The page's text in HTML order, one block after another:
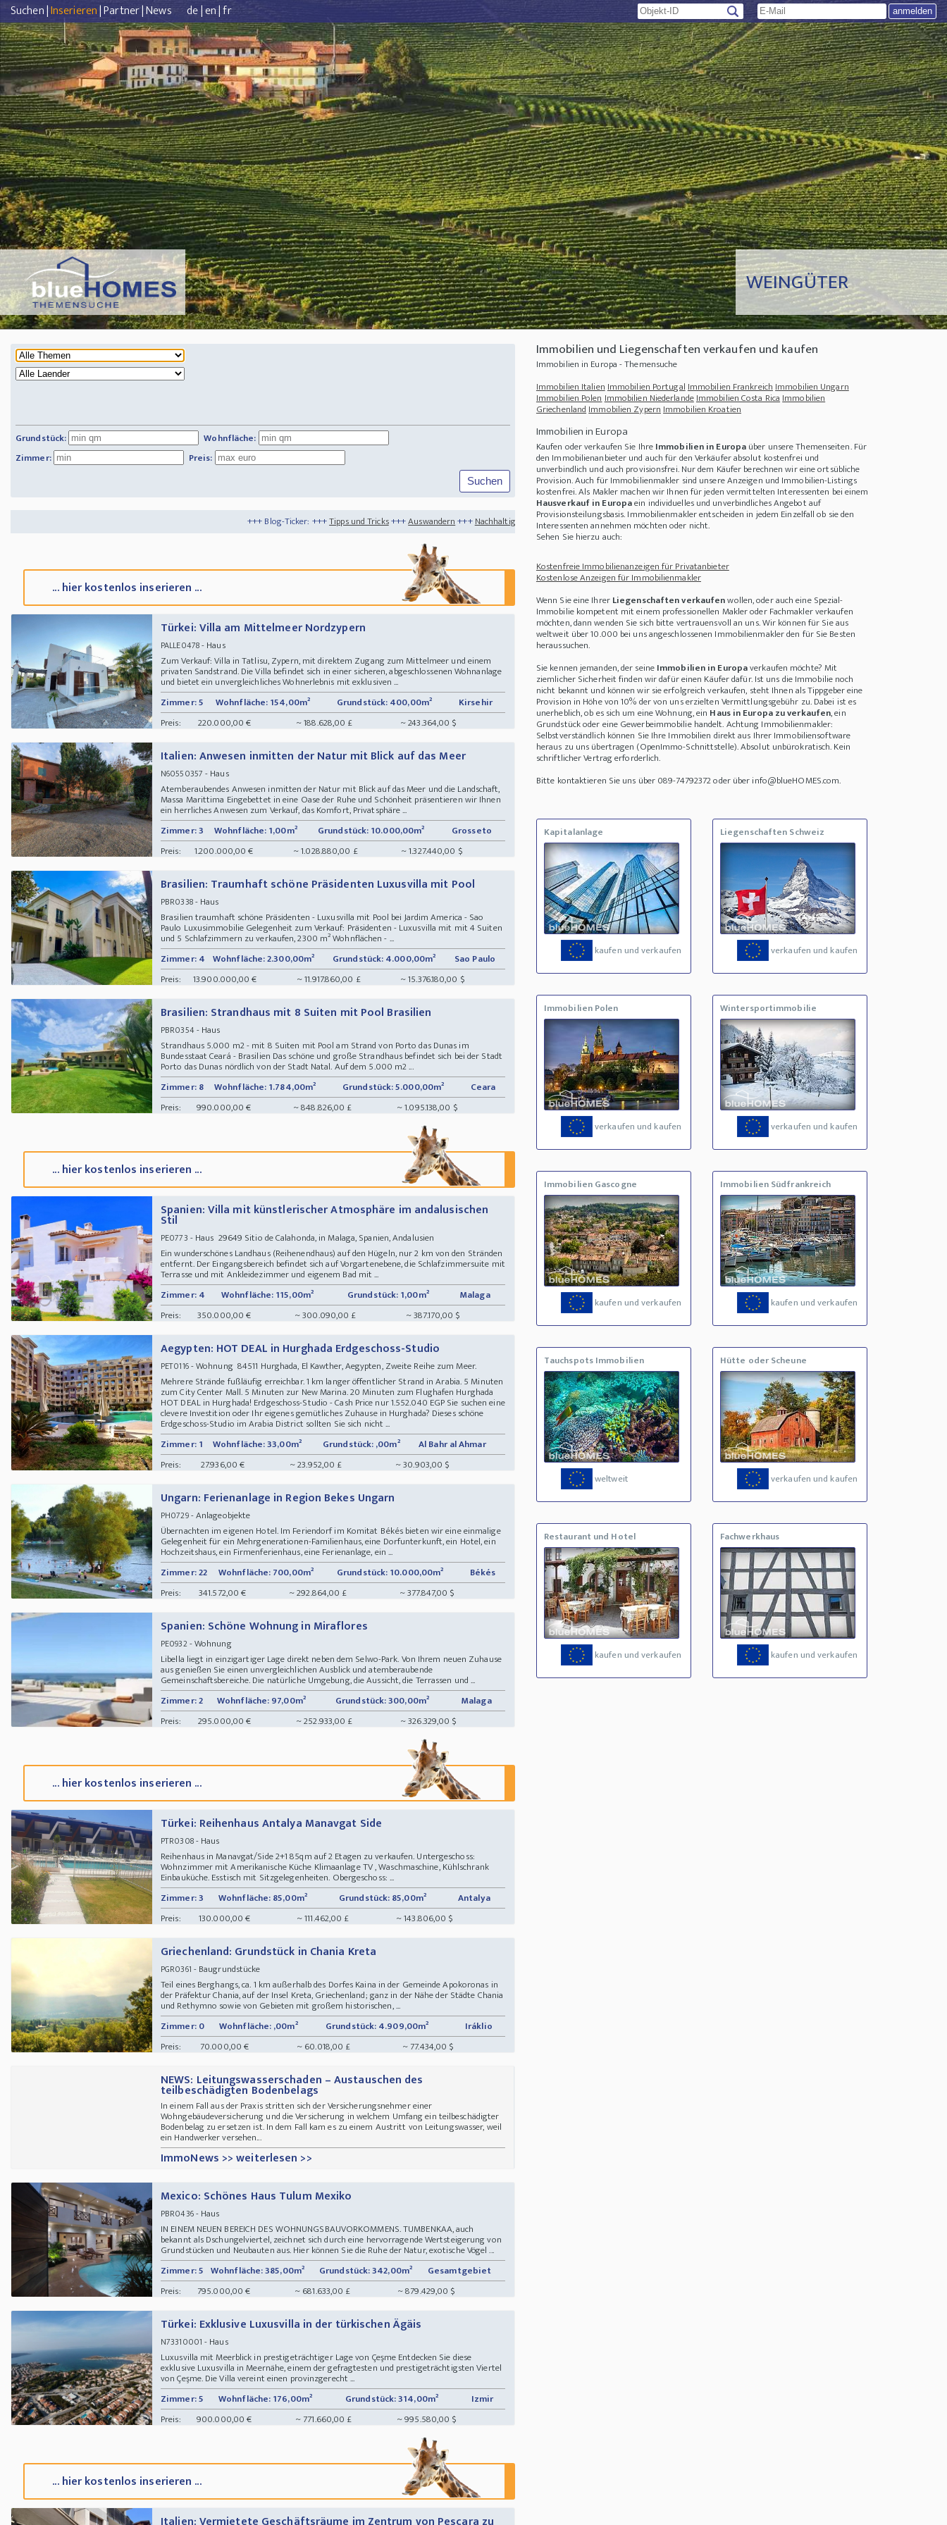
Suchen|Inserieren|Partner|News de|en|fr
WEINGÜTER
Grundstück:
Wohnfläche:
Zimmer:
Preis:
+++ Blog-Ticker: +++Tipps und Tricks+++Auswandern+++Nachhaltigkeit+++Haus kaufen im Sommer+++Wie können Sie die richtige Immobilie finden?+++ Photovoltaikanlagen für Ihr Gebäude
... hier kostenlos inserieren ...
Türkei: Villa am Mittelmeer Nordzypern
PALLE0478- Haus
Zum Verkauf: Villa in Tatlisu, Zypern, mit direktem Zugang zum Mittelmeer und einem
privaten Sandstrand. Die Villa befindet sich in einer sicheren, abgeschlossenen Wohnanlage
und bietet ein unvergleichliches Wohnerlebnis mit exklusiven ...
Zimmer: 5
Wohnfläche: 154,00m² Grundstück: 400,00m²
Kirsehir
Preis:
220.000,00 € ~ 188.628,00 £ ~ 243.364,00 $
Italien: Anwesen inmitten der Natur mit Blick auf das Meer
N60550357 - Haus
Atemberaubendes Anwesen inmitten der Natur mit Blick auf das Meer und die Landschaft,
Massa Marittima Eingebettet in eine Oase der Ruhe und Schönheit präsentieren wir Ihnen
ein herrliches Anwesen zum Verkauf, das Komfort, Privatsphäre ...
Zimmer: 3
Wohnfläche: 1,00m² Grundstück: 10.000,00m²
Grosseto
Preis:
1.200.000,00 € ~ 1.028.880,00 £ ~ 1.327.440,00 $
Brasilien: Traumhaft schöne Präsidenten Luxusvilla mit Pool
PBR0338- Haus
Brasilien traumhaft schöne Präsidenten - Luxusvilla mit Pool bei Jardim America - Sao
Paulo Luxusimmobilie Gelegenheit zum Verkauf: Präsidenten - Luxusvilla mit mit 4 Suiten
und 5 Schlafzimmern zu verkaufen, 2300 m² Wohnflächen - ...
Zimmer: 4 Wohnfläche: 2.300,00m² Grundstück: 4.000,00m²
Sao Paulo
Preis:
13.900.000,00 € ~ 11.917.860,00 £ ~ 15.376.180,00 $
Brasilien: Strandhaus mit 8 Suiten mit Pool Brasilien
PBR0354- Haus
Strandhaus 5.000 m2 - mit 8 Suiten mit Pool am Strand von Porto das Dunas im
Bundesstaat Ceará - Brasilien Das schöne und große Strandhaus befindet sich bei der Stadt
Porto das Dunas nördlich von der Stadt Natal. Auf dem 5.000 m2 ...
Zimmer: 8
Wohnfläche: 1.784,00m² Grundstück: 5.000,00m²
Ceara
Preis:
990.000,00 € ~ 848.826,00 £ ~ 1.095.138,00 $
... hier kostenlos inserieren ...
Spanien: Villa mit künstlerischer Atmosphäre im andalusischen
Stil
PE0773 - Haus 29649 Sitio de Calahonda, in Malaga, Spanien, Andalusien
Ein wunderschönes Landhaus (Reihenendhaus) auf den Hügeln, nur 2 km von den Stränden
entfernt. Der Eingangsbereich befindet sich auf Vorgartenebene, die Schlafzimmersuite mit
Terrasse und mit Ankleidezimmer und eigenem Bad mit ...
Zimmer: 4
Wohnfläche: 115,00m² Grundstück: 1,00m²
Malaga
Preis:
350.000,00 € ~ 300.090,00 £ ~ 387.170,00 $
Aegypten: HOT DEAL in Hurghada Erdgeschoss-Studio
PET0116- Wohnung 84511 Hurghada, El Kawther, Aegypten, Zweite Reihe zum Meer.
Mehrere Strände fußläufig erreichbar. 1 km langer öffentlicher Strand in Arabia. 5 Minuten
zum City Center Mall. 5 Minuten zur New Marina. 20 Minuten zum Flughafen Hurghada
HOT DEAL in Hurghada! Erdgeschoss-Studio - Cash Price nur 1.552.040 EGP Sie suchen eine
clevere Investition oder Ihr eigenes gemütliches Zuhause in Hurghada? Dieses schöne
Erdgeschoss-Studio im Arabia District sollten Sie sich nicht ...
Zimmer: 1
Wohnfläche: 33,00m² Grundstück: ,00m²
Al Bahr al Ahmar
Preis:
27.936,00 € ~ 23.952,00 £ ~ 30.903,00 $
Ungarn: Ferienanlage in Region Bekes Ungarn
PH0729- Anlageobjekte
Übernachten im eigenen Hotel. Im Feriendorf im Komitat Békés bieten wir eine einmalige
Gelegenheit für ein Mehrgenerationen-Familienhaus, eine Dorfunterkunft, ein Hotel, ein
Hochzeitshaus, ein Firmenferienhaus, eine Ferienanlage, ein ...
Zimmer: 22
Wohnfläche: 700,00m² Grundstück: 10.000,00m²
Békés
Preis:
341.572,00 € ~ 292.864,00 £ ~ 377.847,00 $
Spanien: Schöne Wohnung in Miraflores
PE0932- Wohnung
Libella liegt in einzigartiger Lage direkt neben dem Selwo-Park. Von Ihrem neuen Zuhause
aus genießen Sie einen unvergleichlichen Ausblick und atemberaubende
Gemeinschaftsbereiche. Die natürliche Umgebung, die Aussicht, die Terrassen und ...
Zimmer: 2
Wohnfläche: 97,00m² Grundstück: 300,00m²
Malaga
Preis:
295.000,00 € ~ 252.933,00 £ ~ 326.329,00 $
... hier kostenlos inserieren ...
Türkei: Reihenhaus Antalya Manavgat Side
PTR0308- Haus
Reihenhaus in Manavgat/Side 2+1 85qm auf 2 Etagen zu verkaufen. Untergeschoss:
Wohnzimmer mit Amerikanische Küche Klimaanlage TV , Waschmaschine, Kühlschrank
Einbauküche. Esstisch mit Sitzgelegenheiten. Obergeschoss: ...
Zimmer: 3
Wohnfläche: 85,00m² Grundstück: 85,00m²
Antalya
Preis:
130.000,00 € ~ 111.462,00 £ ~ 143.806,00 $
Griechenland: Grundstück in Chania Kreta
PGR0361 - Baugrundstücke
Teil eines Berghangs, ca. 1 km außerhalb des Dorfes Kaina in der Gemeinde Apokoronas in
der Präfektur Chania, auf der Insel Kreta, Griechenland; ganz in der Nähe der Städte Chania
und Rethymno sowie von Gebieten mit großem historischen, ...
Zimmer: 0
Wohnfläche: ,00m² Grundstück: 4.909,00m²
Iráklio
Preis:
70.000,00 € ~ 60.018,00 £ ~ 77.434,00 $
NEWS: Leitungswasserschaden – Austauschen des
teilbeschädigten Bodenbelags
In einem Fall aus der Praxis stritten sich der Versicherungsnehmer einer
Wohngebäudeversicherung und die Versicherung in welchem Umfang ein teilbeschädigter
Bodenbelag zu ersetzen ist. In dem Fall kam es zu einem Austritt von Leitungswasser, weil
ein Handwerker versehen...
ImmoNews >> weiterlesen >>
Mexico: Schönes Haus Tulum Mexiko
PBR0436- Haus
IN EINEM NEUEN BEREICH DES WOHNUNGSBAUVORKOMMENS. TUMBENKAA, auch
bekannt als Dschungelviertel, zeichnet sich durch eine hervorragende Wertsteigerung von
Grundstücken und Neubauten aus. Hier können Sie die Ruhe der Natur, exotische Vögel ...
Zimmer: 5 Wohnfläche: 385,00m² Grundstück: 342,00m²
Gesamtgebiet
Preis:
795.000,00 € ~ 681.633,00 £ ~ 879.429,00 $
Türkei: Exklusive Luxusvilla in der türkischen Ägäis
N73310001 - Haus
Luxusvilla mit Meerblick in prestigeträchtiger Lage von Çeşme Entdecken Sie diese
exklusive Luxusvilla in Meernähe, einem der gefragtesten und prestigeträchtigsten Viertel
von Çeşme. Die Villa vereint einen provinzgerecht ...
Zimmer: 5
Wohnfläche: 176,00m² Grundstück: 314,00m²
Izmir
Preis:
900.000,00 € ~ 771.660,00 £ ~ 995.580,00 $
... hier kostenlos inserieren ...
Immobilien und Liegenschaften verkaufen und kaufen
Immobilien in Europa - Themensuche
Immobilien ItalienImmobilien PortugalImmobilien FrankreichImmobilien Ungarn
Immobilien PolenImmobilien NiederlandeImmobilien Costa RicaImmobilien
GriechenlandImmobilien ZypernImmobilien Kroatien
Immobilien in Europa
Kaufen oder verkaufen Sie IhreImmobilien in Europaüber unsere Themenseiten. Für
den Immobilienanbieter und auch für den Verkäufer absolut kostenfrei und
unverbindlich und auch provisionsfrei. Nur dem Käufer berechnen wir eine ortsübliche
Provision. Auch für Immobilienmakler sind unsere Anzeigen und Immobilien-Listings
kostenfrei. Als Makler machen wir Ihnen für jeden vermittelten Interessenten bei einem
Hausverkauf in Europaein individuelles und unverbindliches Angebot auf
Provisionsteilungsbasis. Immobilienmakler entscheiden in jedem Einzelfall ob sie den
Interessenten annehmen möchten oder nicht.
Sehen Sie hierzu auch:
Kostenfreie Immobilienanzeigen für Privatanbieter
Kostenlose Anzeigen für Immobilienmakler
Wenn Sie eine IhrerLiegenschaften verkaufenwollen, oder auch eine Spezial-
Immobilie kompetent mit einem professionellen Makler oder Fachmakler verkaufen
möchten, dann wenden Sie sich bitte vertrauensvoll an uns. Wir können für Sie aus
weltweit über 10.000 bei uns angeschlossenen Immobilienmakler den für Sie Besten
heraussuchen.
Sie kennen jemanden, der seineImmobilien in Europaverkaufen möchte? Mit
ziemlicher Sicherheit finden wir dafür einen Käufer dafür. Ist uns die Immobilie noch
nicht bekannt und können wir sie erfolgreich verkaufen, steht Ihnen als Tippgeber eine
Provision in Höhe von 10% der von uns erzielten Vermittlungsgebühr zu. Dabei ist es
unerheblich, ob es sich um eine Wohnung, ein Haus in Europa zu verkaufen, ein
Grundstück oder eine Gewerbeimmobilie handelt. Achtung Immobilienmakler:
Selbstverständlich können Sie Ihre Immobilien direkt aus Ihrer Immobiliensoftware
heraus zu uns übertragen (OpenImmo-Schnittstelle). Absolut unbürokratisch. Kein
schriftlicher Vertrag erforderlich.
Bitte kontaktieren Sie uns über 089-74792372 oder über info@blueHOMES.com.
Kapitalanlage
kaufen und verkaufen
Liegenschaften Schweiz
verkaufen und kaufen
Immobilien Polen
verkaufen und kaufen
Wintersportimmobilie
verkaufen und kaufen
Immobilien Gascogne
kaufen und verkaufen
Immobilien Südfrankreich
kaufen und verkaufen
Tauchspots Immobilien
weltweit
Hütte oder Scheune
verkaufen und kaufen
Restaurant und Hotel
kaufen und verkaufen
Fachwerkhaus
kaufen und verkaufen